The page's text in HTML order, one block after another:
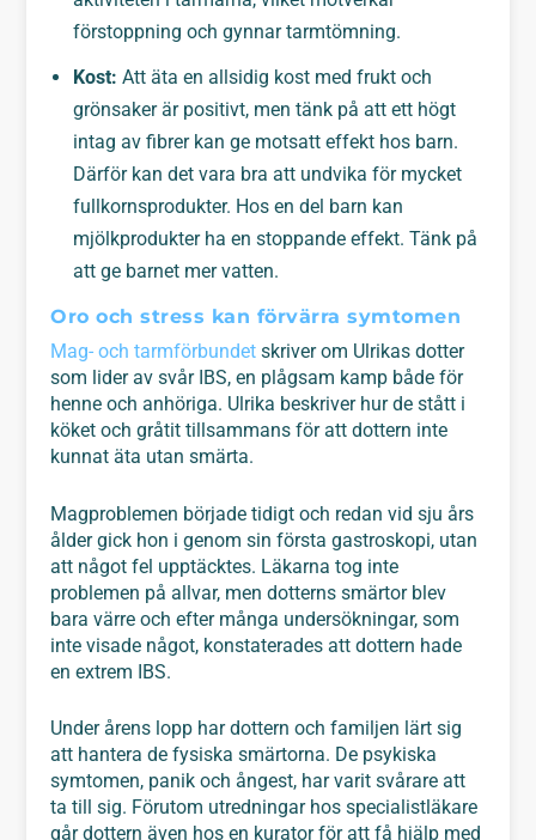
förstoppning och gynnar tarmtömning.
Kost: Att äta en allsidig kost med frukt och
grönsaker är positivt, men tänk på att ett högt
intag av fibrer kan ge motsatt effekt hos barn.
Därför kan det vara bra att undvika för mycket
fullkornsprodukter. Hos en del barn kan
mjölkprodukter ha en stoppande effekt. Tänk på
att ge barnet mer vatten.
Oro och stress kan förvärra symtomen
Mag- och tarmförbundet skriver om Ulrikas dotter
som lider av svår IBS, en plågsam kamp både för
henne och anhöriga. Ulrika beskriver hur de stått i
köket och gråtit tillsammans för att dottern inte
kunnat äta utan smärta.
Magproblemen började tidigt och redan vid sju års
ålder gick hon i genom sin första gastroskopi, utan
att något fel upptäcktes. Läkarna tog inte
problemen på allvar, men dotterns smärtor blev
bara värre och efter många undersökningar, som
inte visade något, konstaterades att dottern hade
en extrem IBS.
Under årens lopp har dottern och familjen lärt sig
att hantera de fysiska smärtorna. De psykiska
symtomen, panik och ångest, har varit svårare att
ta till sig. Förutom utredningar hos specialistläkare
går dottern även hos en kurator för att få hjälp med